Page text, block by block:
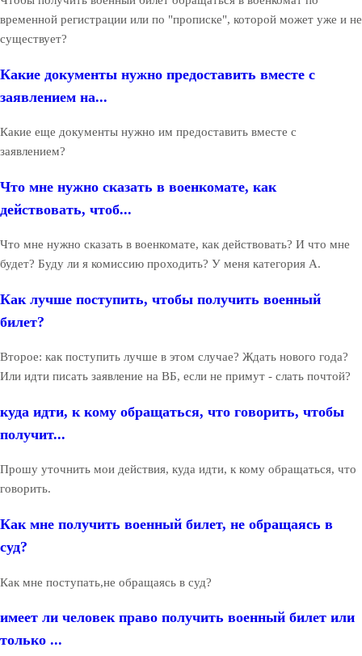
временной регистрации или по "прописке", которой может уже и не
существует?
Какие документы нужно предоставить вместе с
заявлением на...
Какие еще документы нужно им предоставить вместе с
заявлением?
Что мне нужно сказать в военкомате, как
действовать, чтоб...
Что мне нужно сказать в военкомате, как действовать? И что мне
будет? Буду ли я комиссию проходить? У меня категория А.
Как лучше поступить, чтобы получить военный
билет?
Второе: как поступить лучше в этом случае? Ждать нового года?
Или идти писать заявление на ВБ, если не примут - слать почтой?
куда идти, к кому обращаться, что говорить, чтобы
получит...
Прошу уточнить мои действия, куда идти, к кому обращаться, что
говорить.
Как мне получить военный билет, не обращаясь в
суд?
Как мне поступать,не обращаясь в суд?
имеет ли человек право получить военный билет или
только ...